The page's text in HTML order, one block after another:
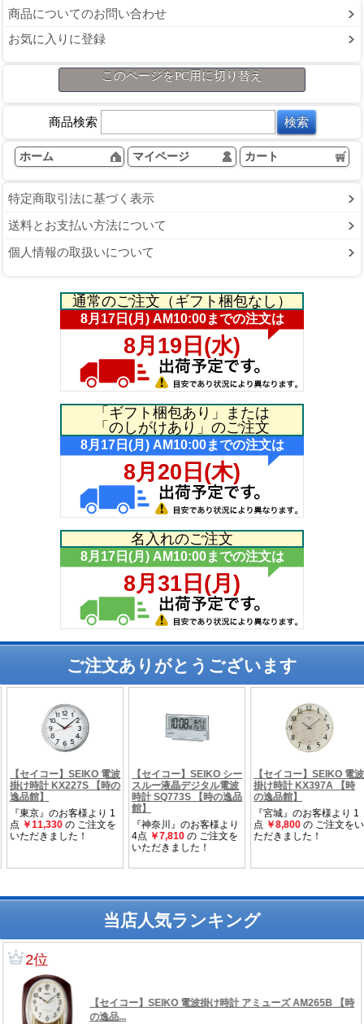
商品についてのお問い合わせ
お気に入りに登録
このページをPC用に切り替え
商品検索
ホーム マイページ カート
特定商取引法に基づく表示
送料とお支払い方法について
個人情報の取扱いについて
通常のご注文（ギフト梱包なし）
「ギフト梱包あり」または
「のしがけあり」のご注文
名入れのご注文
ご注文ありがとうございます
当店人気ランキング